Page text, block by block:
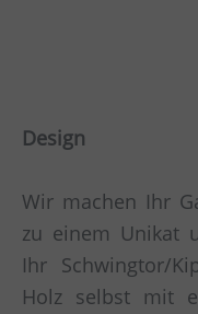
Design
Wir machen Ihr
zu einem Unikat
Ihr Schwingtor/
Holz selbst mit